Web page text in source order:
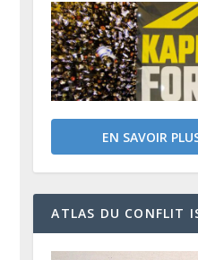
EN SAVOIR
ATLAS DU CONFLIT